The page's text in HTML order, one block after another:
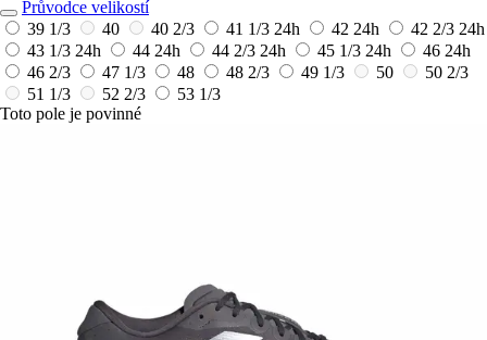
Průvodce velikostí
39 1/3
40 40 2/3 41 1/3 24h 42 24h 42 2/3 24h
43 1/3 24h 44 24h 44 2/3 24h 45 1/3 24h 46 24h
46 2/3
47 1/3 48 48 2/3 49 1/3 50
50 2/3
51 1/3
52 2/3
53 1/3
Toto pole je povinné